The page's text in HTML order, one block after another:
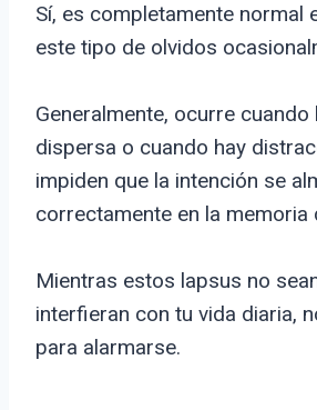
Sí, es completamente normal
este tipo de olvidos
Generalmente, ocurre
dispersa o cuando hay
impiden que la intención se
correctamente en la memoria
Mientras estos lapsus no
interfieran con tu vida diaria,
para alarmarse.